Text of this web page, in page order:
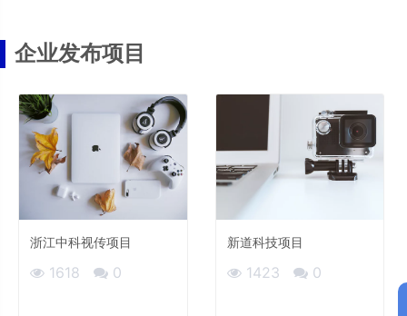
企业发布项目
浙江中科视传项目
1618 0
新道科技项目
1423 0